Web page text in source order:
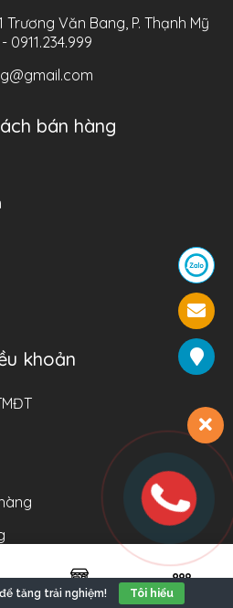
Trương Văn Bang, P. Thạnh Mỹ
0911.234.999
bán hàng
khoản
để tăng trải nghiệm! Tôi hiểu